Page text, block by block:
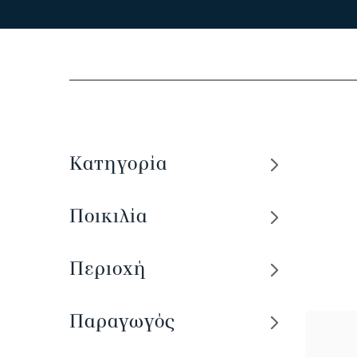
Κατηγορία
Ποικιλία
Περιοχή
Παραγωγός